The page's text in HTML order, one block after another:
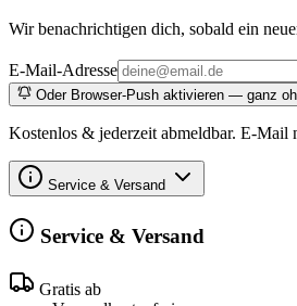
Wir benachrichtigen dich, sobald ein
E-Mail-Adresse
Oder Browser-Push aktivieren — ganz
Kostenlos & jederzeit abmeldbar. E-
Service & Versand
Service & Versand
Gratis ab